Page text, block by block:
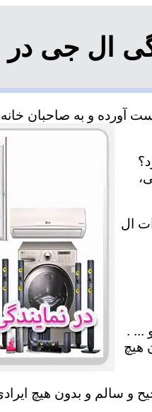
ال جی در
آورده و به صاحبان خانه
ال
... .
هیچ
و سالم و بدون هیچ